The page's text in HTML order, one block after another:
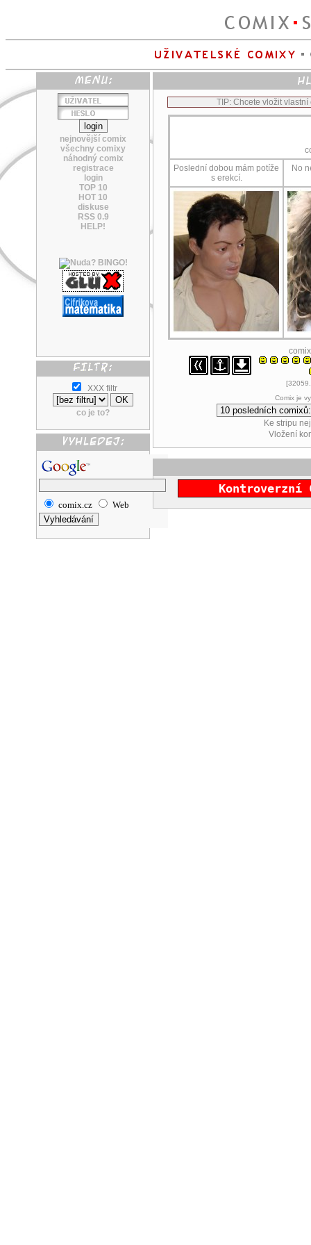
nejnovější comix
všechny comixy
náhodný comix
registrace
login
TOP 10
HOT 10
diskuse
RSS 0.9
HELP!
XXX filtr
co je to?
comix.cz Web
TIP: Chcete vložit
Poslední dobou mám potíže
s erekcí.
No
Comix je
Ke stripu
Vložení
Kontroverzní